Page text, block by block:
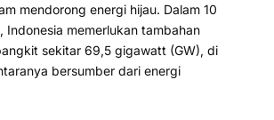
mendorong energi hijau. Dalam 10
Indonesia memerlukan tambahan
sekitar 69,5 gigawatt (GW), di
bersumber dari energi